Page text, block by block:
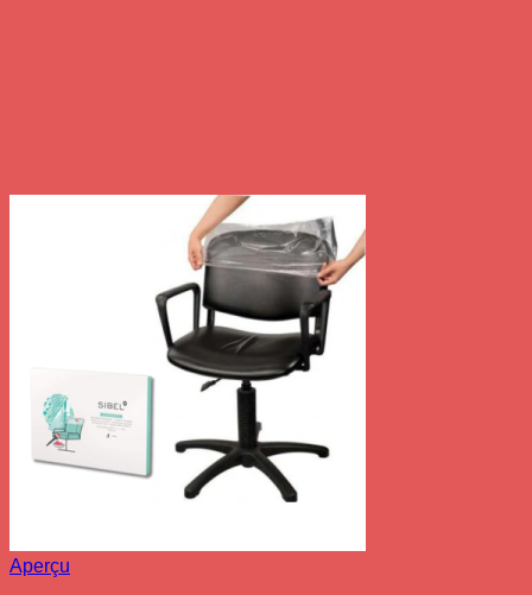
Aperçu